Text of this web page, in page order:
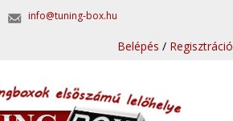
info@tuning-box.hu
Belépés / Regisztráció